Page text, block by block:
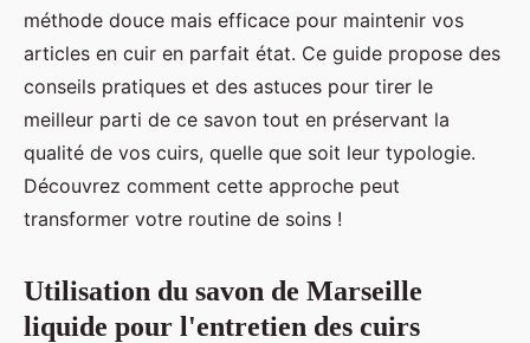
Maxence• 3 avril 2025•3 min de lecture
méthode douce mais efficace pour maintenir vos
articles en cuir en parfait état. Ce guide propose des
conseils pratiques et des astuces pour tirer le
meilleur parti de ce savon tout en préservant la
qualité de vos cuirs, quelle que soit leur typologie.
Découvrez comment cette approche peut
transformer votre routine de soins !
Utilisation du savon de Marseille
liquide pour l'entretien des cuirs